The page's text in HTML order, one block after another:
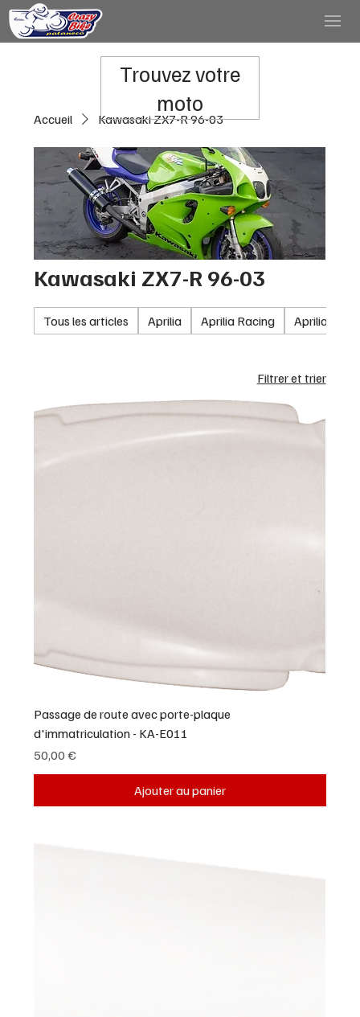
Accueil Kawasaki ZX7-R 96-03
Kawasaki ZX7-R 96-03
Tous les articles Aprilia Aprilia Racing Aprilia
Filtrer et trier
Passage de route avec porte-plaque
d'immatriculation - KA-E011
Prix
50,00 €
Ajouter au panier
Trouvez votre
moto